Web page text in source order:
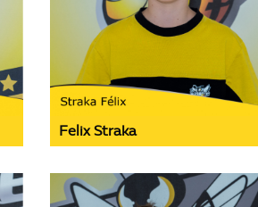
Felix Straka